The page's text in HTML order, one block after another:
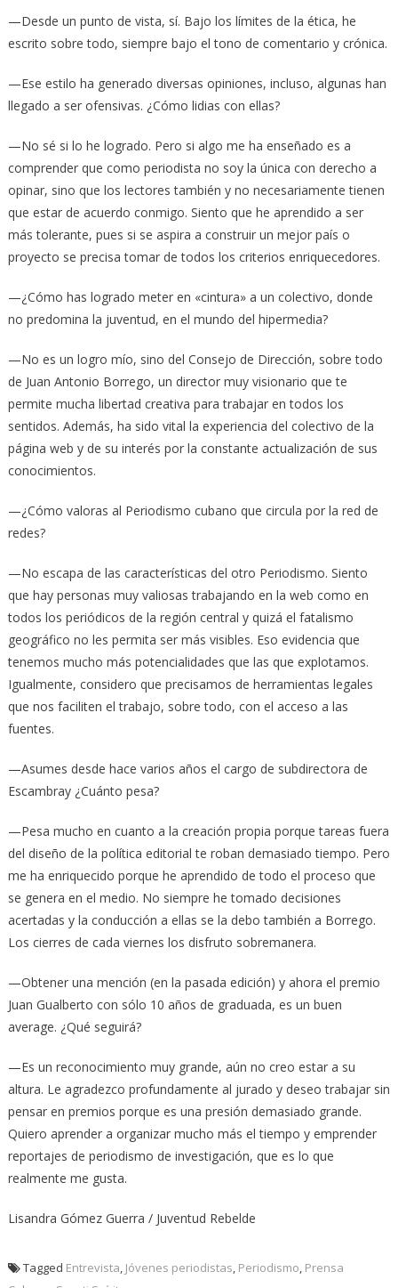
—Desde un punto de vista, sí. Bajo los límites de la ética, he
escrito sobre todo, siempre bajo el tono de comentario y crónica.
—Ese estilo ha generado diversas opiniones, incluso, algunas han
llegado a ser ofensivas. ¿Cómo lidias con ellas?
—No sé si lo he logrado. Pero si algo me ha enseñado es a
comprender que como periodista no soy la única con derecho a
opinar, sino que los lectores también y no necesariamente tienen
que estar de acuerdo conmigo. Siento que he aprendido a ser
más tolerante, pues si se aspira a construir un mejor país o
proyecto se precisa tomar de todos los criterios enriquecedores.
—¿Cómo has logrado meter en «cintura» a un colectivo, donde
no predomina la juventud, en el mundo del hipermedia?
—No es un logro mío, sino del Consejo de Dirección, sobre todo
de Juan Antonio Borrego, un director muy visionario que te
permite mucha libertad creativa para trabajar en todos los
sentidos. Además, ha sido vital la experiencia del colectivo de la
página web y de su interés por la constante actualización de sus
conocimientos.
—¿Cómo valoras al Periodismo cubano que circula por la red de
redes?
—No escapa de las características del otro Periodismo. Siento
que hay personas muy valiosas trabajando en la web como en
todos los periódicos de la región central y quizá el fatalismo
geográfico no les permita ser más visibles. Eso evidencia que
tenemos mucho más potencialidades que las que explotamos.
Igualmente, considero que precisamos de herramientas legales
que nos faciliten el trabajo, sobre todo, con el acceso a las
fuentes.
—Asumes desde hace varios años el cargo de subdirectora de
Escambray ¿Cuánto pesa?
—Pesa mucho en cuanto a la creación propia porque tareas fuera
del diseño de la política editorial te roban demasiado tiempo. Pero
me ha enriquecido porque he aprendido de todo el proceso que
se genera en el medio. No siempre he tomado decisiones
acertadas y la conducción a ellas se la debo también a Borrego.
Los cierres de cada viernes los disfruto sobremanera.
—Obtener una mención (en la pasada edición) y ahora el premio
Juan Gualberto con sólo 10 años de graduada, es un buen
average. ¿Qué seguirá?
—Es un reconocimiento muy grande, aún no creo estar a su
altura. Le agradezco profundamente al jurado y deseo trabajar sin
pensar en premios porque es una presión demasiado grande.
Quiero aprender a organizar mucho más el tiempo y emprender
reportajes de periodismo de investigación, que es lo que
realmente me gusta.
Lisandra Gómez Guerra / Juventud Rebelde
Tagged Entrevista Jóvenes periodistas Periodismo Prensa